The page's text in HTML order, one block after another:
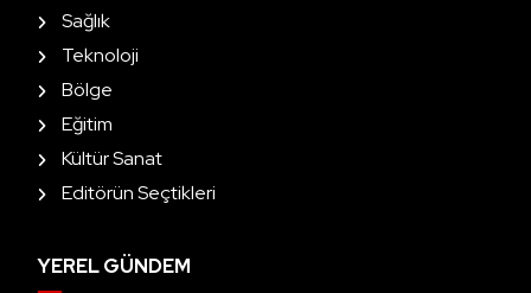
Sağlık
Teknoloji
Bölge
Eğitim
Kültür Sanat
Editörün Seçtikleri
YEREL GÜNDEM